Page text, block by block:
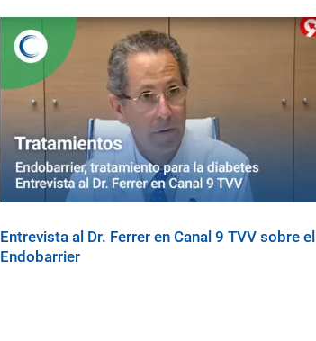
Entrevista al Dr. Ferrer en Canal 9 TVV sobre el
Endobarrier